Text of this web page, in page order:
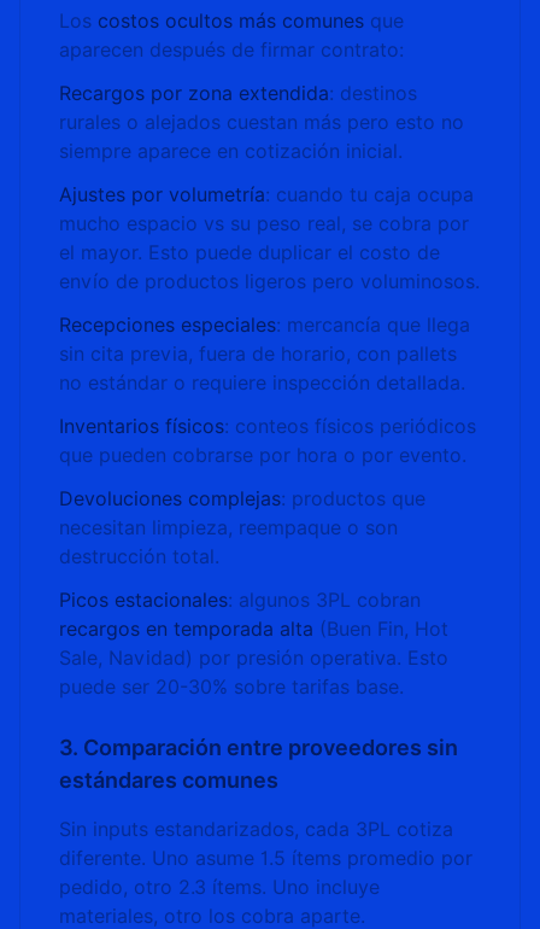
Los costos ocultos más comunes que
aparecen después de firmar contrato:
Recargos por zona extendida: destinos
rurales o alejados cuestan más pero esto no
siempre aparece en cotización inicial.
Ajustes por volumetría: cuando tu caja ocupa
mucho espacio vs su peso real, se cobra por
el mayor. Esto puede duplicar el costo de
envío de productos ligeros pero voluminosos.
Recepciones especiales: mercancía que llega
sin cita previa, fuera de horario, con pallets
no estándar o requiere inspección detallada.
Inventarios físicos: conteos físicos periódicos
que pueden cobrarse por hora o por evento.
Devoluciones complejas: productos que
necesitan limpieza, reempaque o son
destrucción total.
Picos estacionales: algunos 3PL cobran
recargos en temporada alta (Buen Fin, Hot
Sale, Navidad) por presión operativa. Esto
puede ser 20-30% sobre tarifas base.
3. Comparación entre proveedores sin
estándares comunes
Sin inputs estandarizados, cada 3PL cotiza
diferente. Uno asume 1.5 ítems promedio por
pedido, otro 2.3 ítems. Uno incluye
materiales, otro los cobra aparte.